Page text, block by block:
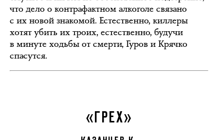
что дело о контрафактном алкоголе связано
с их новой знакомой. Естественно, киллеры
хотят убить их троих, естественно, будучи
в минуте ходьбы от смерти, Гуров и Крячко
спасутся.
«ГРЕХ»